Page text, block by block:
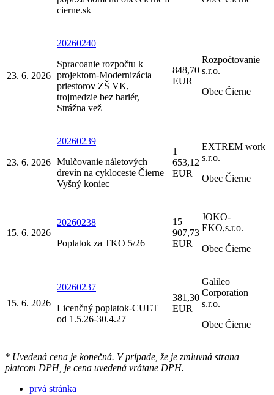
cierne.sk
23. 6. 2026
20260240
Spracoanie rozpočtu k
projektom-Modernizácia
priestorov ZŠ VK,
trojmedzie bez bariér,
Strážna vež
848,70
EUR
Rozpočtovanie
s.r.o.
Obec Čierne
23. 6. 2026
20260239
Mulčovanie náletových
drevín na cykloceste Čierne
Vyšný koniec
1
653,12
EUR
EXTREM work
s.r.o.
Obec Čierne
15. 6. 2026
20260238
Poplatok za TKO 5/26
15
907,73
EUR
JOKO-
EKO,s.r.o.
Obec Čierne
15. 6. 2026
20260237
Licenčný poplatok-CUET
od 1.5.26-30.4.27
381,30
EUR
Galileo
Corporation
s.r.o.
Obec Čierne
* Uvedená cena je konečná. V prípade, že je zmluvná strana
platcom DPH, je cena uvedená vrátane DPH.
prvá stránka